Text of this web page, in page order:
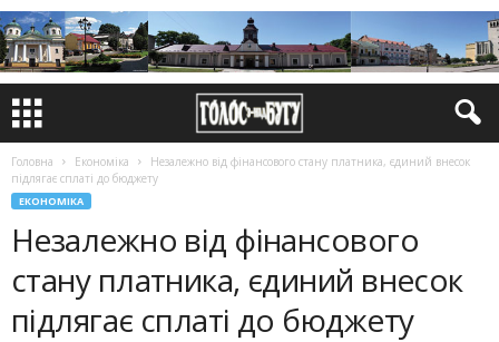
Головна Економіка
Незалежно від фінансового стану платника, єдиний внесок
підлягає сплаті до бюджету
ЕКОНОМІКА
Незалежно від фінансового
стану платника, єдиний внесок
підлягає сплаті до бюджету